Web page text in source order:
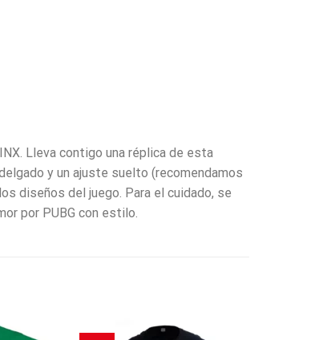
Lleva contigo una réplica de esta
y un ajuste suelto (recomendamos
diseños del juego. Para el cuidado, se
por PUBG con estilo.